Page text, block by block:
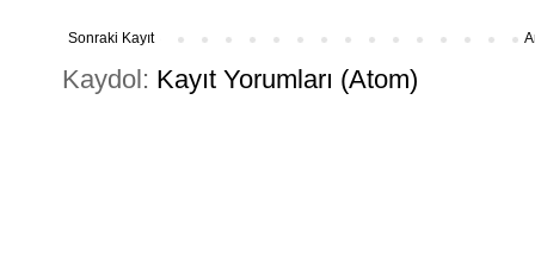
Sonraki Kayıt
Kaydol: Kayıt Yorumları (Atom)